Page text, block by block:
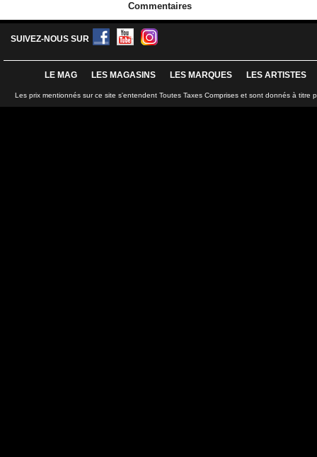
Commentaires
SUIVEZ-NOUS SUR
LE MAG LES MAGASINS LES MARQUES LES ARTISTES
Les prix mentionnés sur ce site s'entendent Toutes Taxes Comprises et sont donnés à